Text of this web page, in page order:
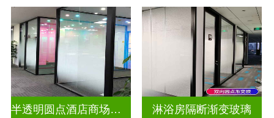
半透明圆点酒店商场渐变装饰玻璃 淋浴房隔断渐变玻璃